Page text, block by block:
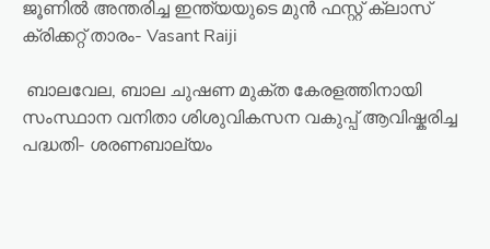
ജൂണിൽ അന്തരിച്ച ഇന്ത്യയുടെ മുൻ ഫസ്റ്റ് ക്ലാസ്
ക്രിക്കറ്റ് താരം- Vasant Raiji
ബാലവേല, ബാല ചുഷണ മുക്ത കേരളത്തിനായി
സംസ്ഥാന വനിതാ ശിശുവികസന വകുപ്പ് ആവിഷ്കരിച്ച
പദ്ധതി- ശരണബാല്യം